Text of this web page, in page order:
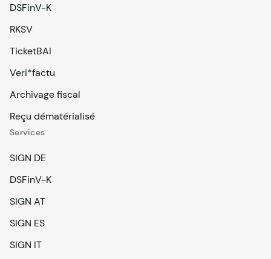
DSFinV-K
RKSV
TicketBAI
Veri*factu
Archivage fiscal
Reçu dématérialisé
Services
SIGN DE
DSFinV-K
SIGN AT
SIGN ES
SIGN IT